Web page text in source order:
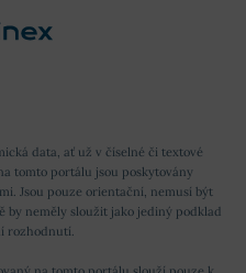
data, ať už v číselné či textové
tomto portálu jsou poskytovány
Jsou pouze orientační, nemusí být
by neměly sloužit jako jediný podklad
rozhodnutí.